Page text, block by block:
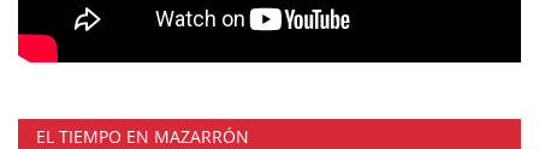
EL TIEMPO EN MAZARRÓN